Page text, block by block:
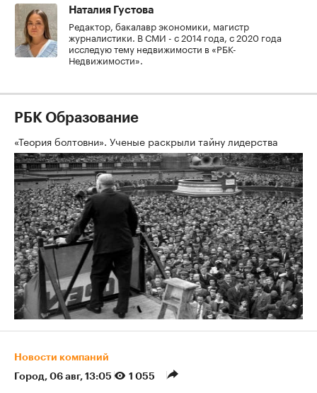
Наталия Густова
Редактор, бакалавр экономики, магистр
журналистики. В СМИ - с 2014 года, с 2020 года
исследую тему недвижимости в «РБК-
Недвижимости».
РБК Образование
«Теория болтовни». Ученые раскрыли тайну лидерства
Новости компаний
Город⁠, 06 авг, 13:05 1 055